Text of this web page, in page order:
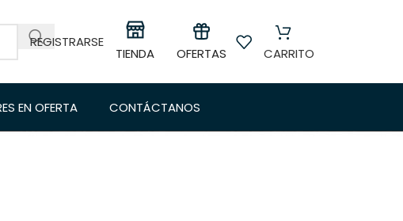
REGISTRARSE
TIENDA OFERTAS CARRITO
EN OFERTA CONTÁCTANOS